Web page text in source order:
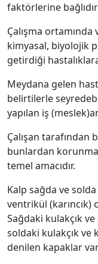
faktörlerine bağlıdır
Çalışma
kimyasal, biyolojik
getirdiği
Meydana gelen
belirtilerle
yapılan iş
Çalışan tarafından
bunlardan
temel amacıdır.
Kalp sağda ve
ventrikül
Sağdaki kulakçık
soldaki kulakçık ve
denilen kapaklar